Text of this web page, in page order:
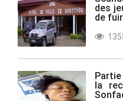
des
de
la